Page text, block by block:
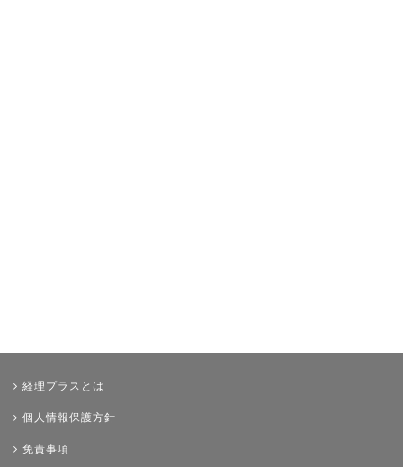
経理プラスとは
個人情報保護方針
免責事項